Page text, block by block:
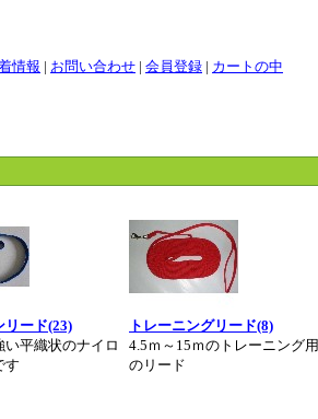
情報 | お問い合わせ | 会員登録 | カートの中
リード(23)
い平織状のナイロ
す
トレーニングリード(8)
4.5ｍ～15ｍのトレーニング用
のリード